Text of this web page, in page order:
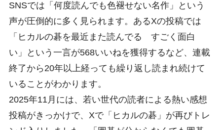
SNSでは「何度読んでも色褪せない名作」という
声が圧倒的に多く見られます。あるXの投稿では
「ヒカルの碁を最近また読んでる すごく面白
い」という一言が568いいねを獲得するなど、連載
終了から20年以上経っても繰り返し読まれ続けて
いることがわかります。
2025年11月には、若い世代の読者による熱い感想
投稿がきっかけで、Xで「ヒカルの碁」が再びトレ